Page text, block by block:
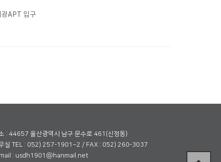
APT 입구
: 44657 울산광역시 남구 문수로 461(신정동)
실 TEL : 052) 257-1901~2 / FAX : 052) 260-3037
: usdh1901@hanmail.net